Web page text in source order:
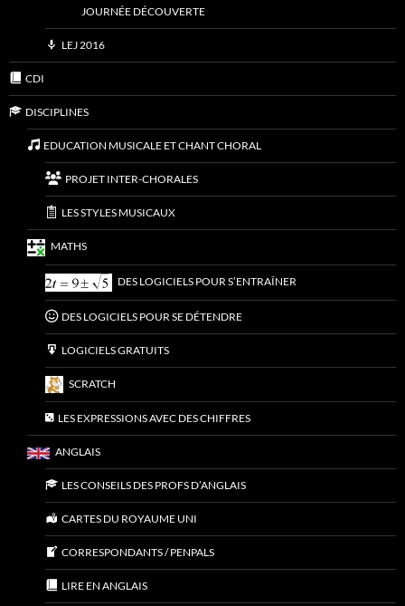
JOURNÉE DÉCOUVERTE
LEJ 2016
CDI
DISCIPLINES
EDUCATION MUSICALE ET CHANT CHORAL
PROJET INTER-CHORALES
LES STYLES MUSICAUX
MATHS
DES LOGICIELS POUR S’ENTRAÎNER
DES LOGICIELS POUR SE DÉTENDRE
LOGICIELS GRATUITS
SCRATCH
LES EXPRESSIONS AVEC DES CHIFFRES
ANGLAIS
LES CONSEILS DES PROFS D’ANGLAIS
CARTES DU ROYAUME UNI
CORRESPONDANTS / PENPALS
LIRE EN ANGLAIS